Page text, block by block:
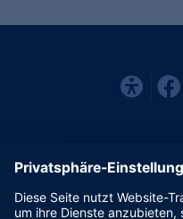
Kontakt
Impressum